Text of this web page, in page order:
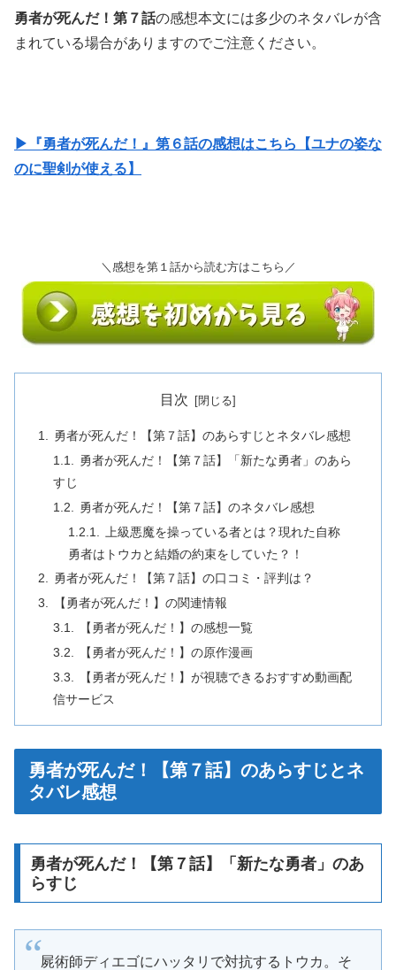
勇者が死んだ！第７話の感想本文には多少のネタバレが含
まれている場合がありますのでご注意ください。
▶『勇者が死んだ！』第６話の感想はこちら【ユナの姿な
のに聖剣が使える】
＼感想を第１話から読む方はこちら／
目次
勇者が死んだ！【第７話】のあらすじとネタバレ感想
勇者が死んだ！【第７話】「新たな勇者」のあら
すじ
勇者が死んだ！【第７話】のネタバレ感想
上級悪魔を操っている者とは？現れた自称
勇者はトウカと結婚の約束をしていた？！
勇者が死んだ！【第７話】の口コミ・評判は？
【勇者が死んだ！】の関連情報
【勇者が死んだ！】の感想一覧
【勇者が死んだ！】の原作漫画
【勇者が死んだ！】が視聴できるおすすめ動画配
信サービス
勇者が死んだ！【第７話】のあらすじとネ
タバレ感想
勇者が死んだ！【第７話】「新たな勇者」のあ
らすじ
屍術師ディエゴにハッタリで対抗するトウカ。そ